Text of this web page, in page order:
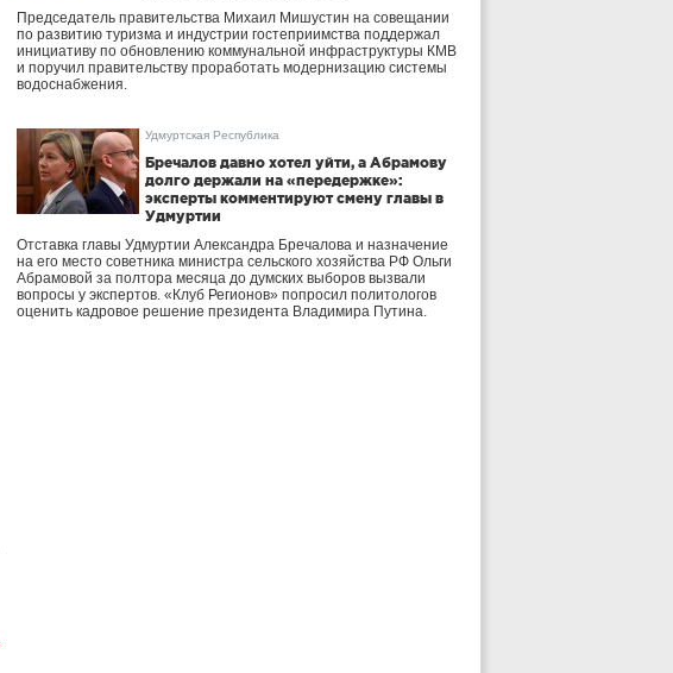
Председатель правительства Михаил Мишустин на совещании
по развитию туризма и индустрии гостеприимства поддержал
инициативу по обновлению коммунальной инфраструктуры КМВ
и поручил правительству проработать модернизацию системы
водоснабжения.
Удмуртская Республика
Бречалов давно хотел уйти, а Абрамову
долго держали на «передержке»:
эксперты комментируют смену главы в
Удмуртии
Отставка главы Удмуртии Александра Бречалова и назначение
на его место советника министра сельского хозяйства РФ Ольги
Абрамовой за полтора месяца до думских выборов вызвали
вопросы у экспертов. «Клуб Регионов» попросил политологов
оценить кадровое решение президента Владимира Путина.